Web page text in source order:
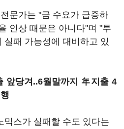
문가는 "금 수요가 급증하
인상 때문은 아니다"며 "투
실패 가능성에 대비하고 있
당겨..6월말까지 年지출 4
믹스가 실패할 수도 있다는